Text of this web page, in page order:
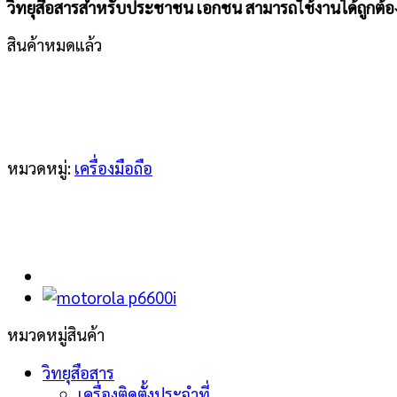
วิทยุสื่อสารสำหรับประชาชน เอกชน สามารถใช้งานได้ถูกต้
สินค้าหมดแล้ว
หมวดหมู่: เครื่องมือถือ
หมวดหมู่สินค้า
วิทยุสือสาร